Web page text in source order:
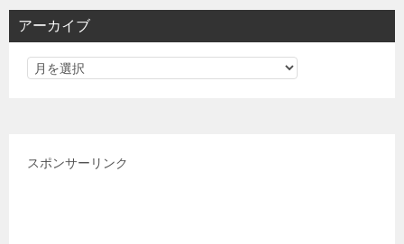
リ
アーカイブ
スポンサーリンク